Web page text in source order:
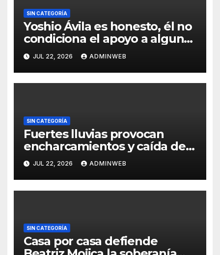
SIN CATEGORÍA
Yoshio Ávila es honesto, él no
condiciona el apoyo a alguna
figura política por una
candidatura
JUL 22, 2026 ADMINWEB
SIN CATEGORÍA
Fuertes lluvias provocan
encharcamientos y caída de
un árbol, sin daños graves en
Acapulco
JUL 22, 2026 ADMINWEB
SIN CATEGORÍA
Casa por casa defiende